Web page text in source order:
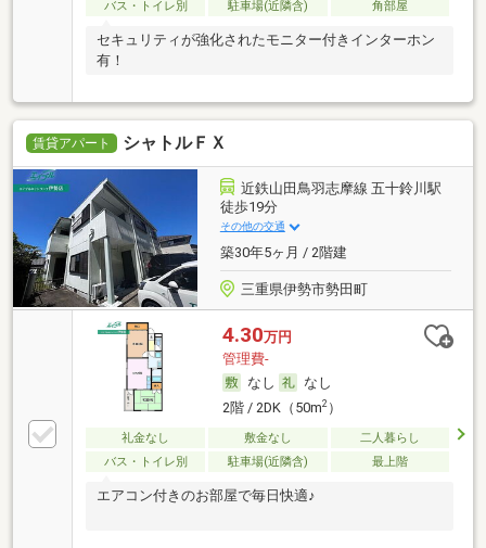
バス・トイレ別 駐車場(近隣含) 角部屋
セキュリティが強化されたモニター付きインターホン
有！
賃貸アパート シャトルＦＸ
近鉄山田鳥羽志摩線 五十鈴川駅
徒歩19分
その他の交通
築30年5ヶ月 / 2階建
三重県伊勢市勢田町
4.30万円
管理費-
なし
なし
2階 / 2DK（50m2）
礼金なし 敷金なし
二人暮らし
バス・トイレ別
駐車場(近隣含) 最上階
エアコン付きのお部屋で毎日快適♪